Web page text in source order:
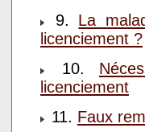
9. La
licenciement ?
10.
licenciement
11. Faux